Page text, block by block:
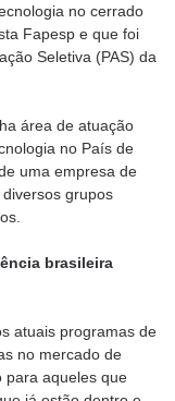
no cerrado
Fapesp e que foi
Seletiva (PAS) da
área de atuação
no País de
uma empresa de
grupos
brasileira
atuais programas de
no mercado de
para aqueles que